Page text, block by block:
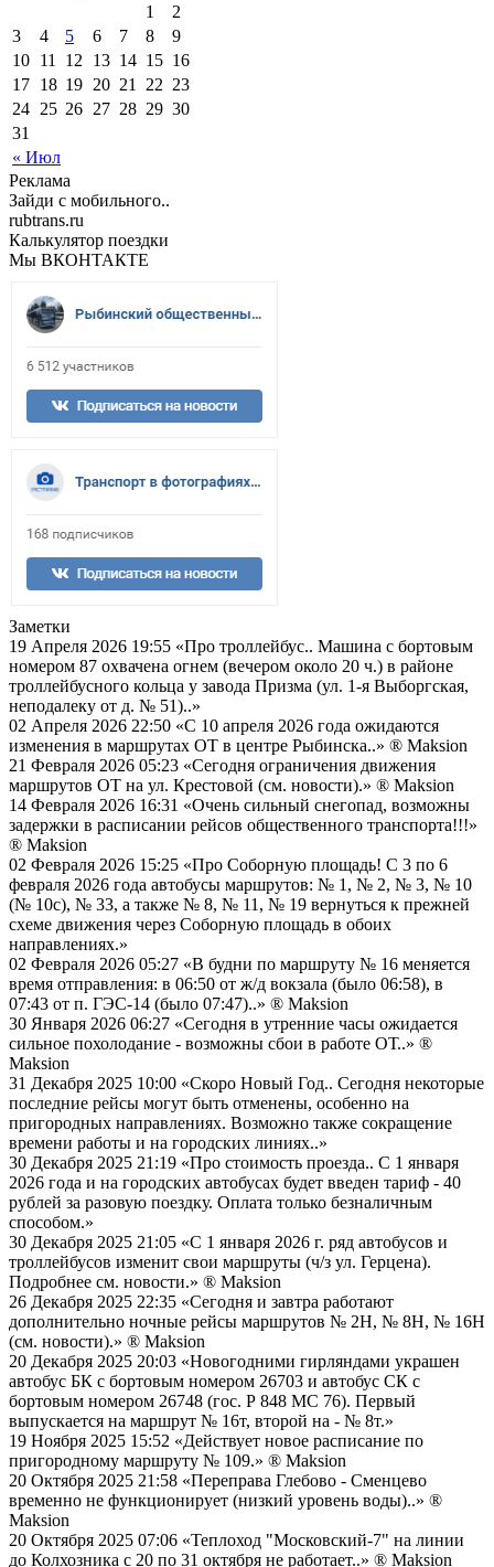
« Июл
1
2
3
4 5 6 7 8
9
10 11 12 13 14 15 16
17 18 19 20 21 22 23
24 25 26 27 28 29 30
31
Реклама
Зайди с мобильного..
rubtrans.ru
Калькулятор поездки
Мы ВКОНТАКТЕ
Заметки
19 Апреля 2026 19:55 «Про троллейбус.. Машина с бортовым
номером 87 охвачена огнем (вечером около 20 ч.) в районе
троллейбусного кольца у завода Призма (ул. 1-я Выборгская,
неподалеку от д. № 51)..»
02 Апреля 2026 22:50 «С 10 апреля 2026 года ожидаются
изменения в маршрутах ОТ в центре Рыбинска..» ® Maksion
21 Февраля 2026 05:23 «Сегодня ограничения движения
маршрутов ОТ на ул. Крестовой (см. новости).» ® Maksion
14 Февраля 2026 16:31 «Очень сильный снегопад, возможны
задержки в расписании рейсов общественного транспорта!!!»
® Maksion
02 Февраля 2026 15:25 «Про Соборную площадь! С 3 по 6
февраля 2026 года автобусы маршрутов: № 1, № 2, № 3, № 10
(№ 10с), № 33, а также № 8, № 11, № 19 вернуться к прежней
схеме движения через Соборную площадь в обоих
направлениях.»
02 Февраля 2026 05:27 «В будни по маршруту № 16 меняется
время отправления: в 06:50 от ж/д вокзала (было 06:58), в
07:43 от п. ГЭС-14 (было 07:47)..» ® Maksion
30 Января 2026 06:27 «Сегодня в утренние часы ожидается
сильное похолодание - возможны сбои в работе ОТ..» ®
Maksion
31 Декабря 2025 10:00 «Скоро Новый Год.. Сегодня некоторые
последние рейсы могут быть отменены, особенно на
пригородных направлениях. Возможно также сокращение
времени работы и на городских линиях..»
30 Декабря 2025 21:19 «Про стоимость проезда.. С 1 января
2026 года и на городских автобусах будет введен тариф - 40
рублей за разовую поездку. Оплата только безналичным
способом.»
30 Декабря 2025 21:05 «С 1 января 2026 г. ряд автобусов и
троллейбусов изменит свои маршруты (ч/з ул. Герцена).
Подробнее см. новости.» ® Maksion
26 Декабря 2025 22:35 «Сегодня и завтра работают
дополнительно ночные рейсы маршрутов № 2Н, № 8Н, № 16Н
(см. новости).» ® Maksion
20 Декабря 2025 20:03 «Новогодними гирляндами украшен
автобус БК с бортовым номером 26703 и автобус СК с
бортовым номером 26748 (гос. Р 848 МС 76). Первый
выпускается на маршрут № 16т, второй на - № 8т.»
19 Ноября 2025 15:52 «Действует новое расписание по
пригородному маршруту № 109.» ® Maksion
20 Октября 2025 21:58 «Переправа Глебово - Сменцево
временно не функционирует (низкий уровень воды)..» ®
Maksion
20 Октября 2025 07:06 «Теплоход "Московский-7" на линии
до Колхозника с 20 по 31 октября не работает..» ® Maksion